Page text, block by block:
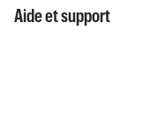
Aide et support